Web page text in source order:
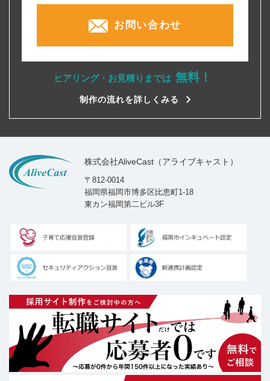
お問い合わせ
ヒアリング・お見積りまでは 無料！
制作の流れを詳しくみる
株式会社AliveCast（アライブキャスト）
〒812-0014
福岡県福岡市博多区比恵町1-18
東カン福岡第二ビル3F